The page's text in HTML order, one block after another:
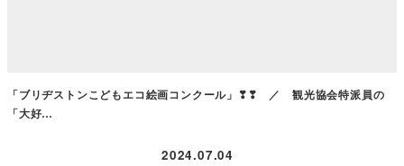
「ブリヂストンこどもエコ絵画コンクール」❣❣ ／ 観光協会特派員の
「大好…
2024.07.04